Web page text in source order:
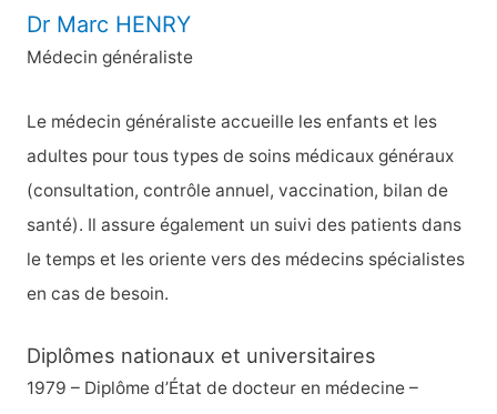
Dr Marc HENRY
Médecin généraliste
Le médecin généraliste accueille les enfants et les
adultes pour tous types de soins médicaux généraux
(consultation, contrôle annuel, vaccination, bilan de
santé). Il assure également un suivi des patients dans
le temps et les oriente vers des médecins spécialistes
en cas de besoin.
Diplômes nationaux et universitaires
1979 – Diplôme d’État de docteur en médecine –